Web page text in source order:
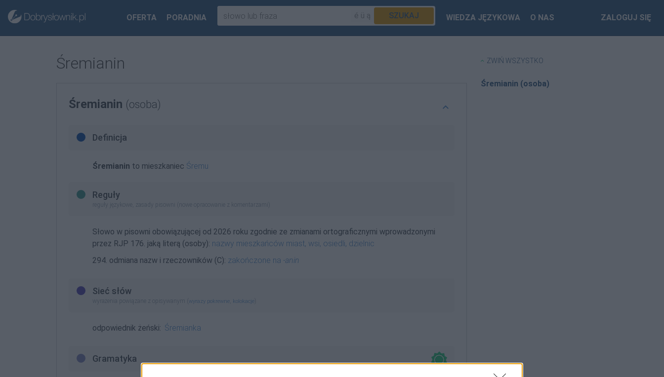
OFERTA PORADNIA SZUKAJ WIEDZA JĘZYKOWA O NAS ZALOGUJ SIĘ
Śremianin
Śremianin (osoba)
Definicja
Śremianin to mieszkaniec Śremu
Reguły
reguły językowe, zasady pisowni (nowe opracowanie z komentarzami)
Słowo w pisowni obowiązującej od 2026 roku zgodnie ze zmianami ortograficznymi wprowadzonymi
przez RJP 176. jaką literą (osoby): nazwy mieszkańców miast, wsi, osiedli, dzielnic
294. odmiana nazw i rzeczowników (C): zakończone na -anin
Sieć słów
wyrażenia powiązane z opisywanym ( wyrazy pokrewne kolokacje
odpowiednik żeński: Śremianka
Gramatyka
ZWIŃ WSZYSTKO
Śremianin (osoba)